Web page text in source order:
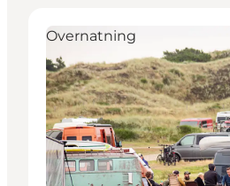
Overnatning